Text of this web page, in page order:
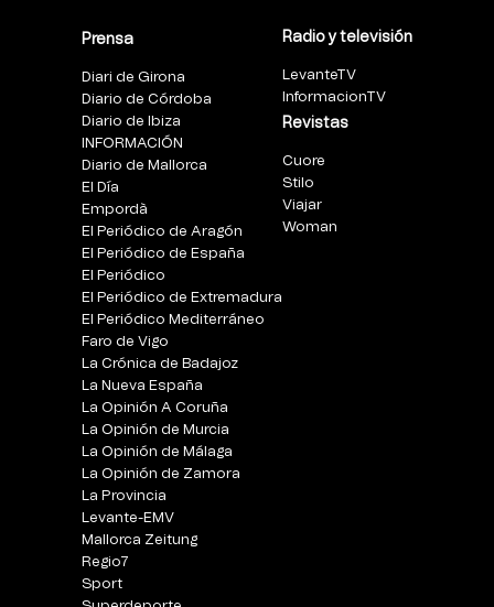
Prensa
Diari de Girona
Diario de Córdoba
Diario de Ibiza
INFORMACIÓN
Diario de Mallorca
El Día
Empordà
El Periódico de Aragón
El Periódico de España
El Periódico
El Periódico de Extremadura
El Periódico Mediterráneo
Faro de Vigo
La Crónica de Badajoz
La Nueva España
La Opinión A Coruña
La Opinión de Murcia
La Opinión de Málaga
La Opinión de Zamora
La Provincia
Levante-EMV
Mallorca Zeitung
Regio7
Sport
Radio y televisión
LevanteTV
InformacionTV
Revistas
Cuore
Stilo
Viajar
Woman